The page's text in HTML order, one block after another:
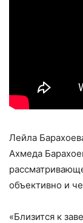
Лейла
Ахмеда
объективно и
«Близится к